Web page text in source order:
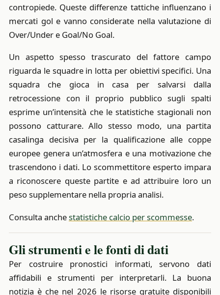
contropiede. Queste differenze tattiche influenzano i
mercati gol e vanno considerate nella valutazione di
Over/Under e Goal/No Goal.
Un aspetto spesso trascurato del fattore campo
riguarda le squadre in lotta per obiettivi specifici. Una
squadra che gioca in casa per salvarsi dalla
retrocessione con il proprio pubblico sugli spalti
esprime un’intensità che le statistiche stagionali non
possono catturare. Allo stesso modo, una partita
casalinga decisiva per la qualificazione alle coppe
europee genera un’atmosfera e una motivazione che
trascendono i dati. Lo scommettitore esperto impara
a riconoscere queste partite e ad attribuire loro un
peso supplementare nella propria analisi.
Consulta anchestatistiche calcio per scommesse.
Gli strumenti e le fonti di dati
Per costruire pronostici informati, servono dati
affidabili e strumenti per interpretarli. La buona
notizia è che nel 2026 le risorse gratuite disponibili